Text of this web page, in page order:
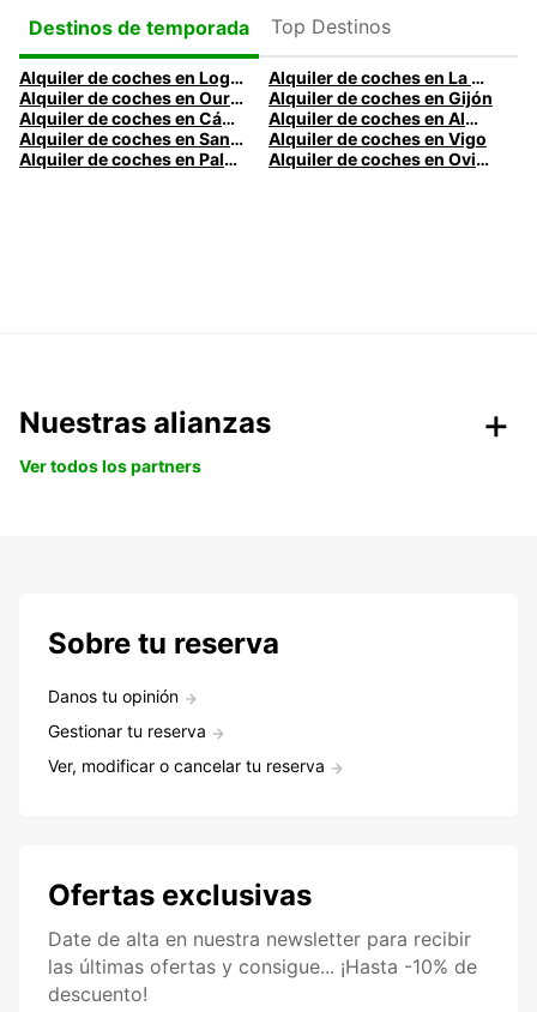
Destinos de temporada
Top Destinos
Alquiler de coches en Logroño
Alquiler de coches en La Coruña
Alquiler de coches en Ourense
Alquiler de coches en Gijón
Alquiler de coches en Cádiz
Alquiler de coches en Almería
Alquiler de coches en Santander
Alquiler de coches en Vigo
Alquiler de coches en Palma
Alquiler de coches en Oviedo
Nuestras alianzas
Ver todos los partners
Sobre tu reserva
Danos tu opinión
Gestionar tu reserva
Ver, modificar o cancelar tu reserva
Ofertas exclusivas
Date de alta en nuestra newsletter para recibir
las últimas ofertas y consigue... ¡Hasta -10% de
descuento!